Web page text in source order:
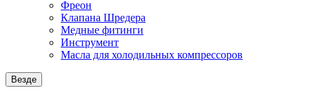
Фреон
Клапана Шредера
Медные фитинги
Инструмент
Масла для холодильных компрессоров
Везде